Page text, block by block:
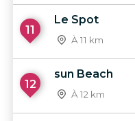
11
Le Spot
À 11 km
12
sun Beach
À 12 km